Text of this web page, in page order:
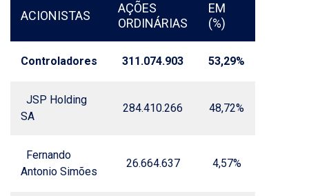
ACIONISTAS
AÇÕES
ORDINÁRIAS
EM
(%)
Controladores 311.074.903 53,29%
JSP Holding
SA
284.410.266 48,72%
Fernando
Antonio Simões
26.664.637 4,57%